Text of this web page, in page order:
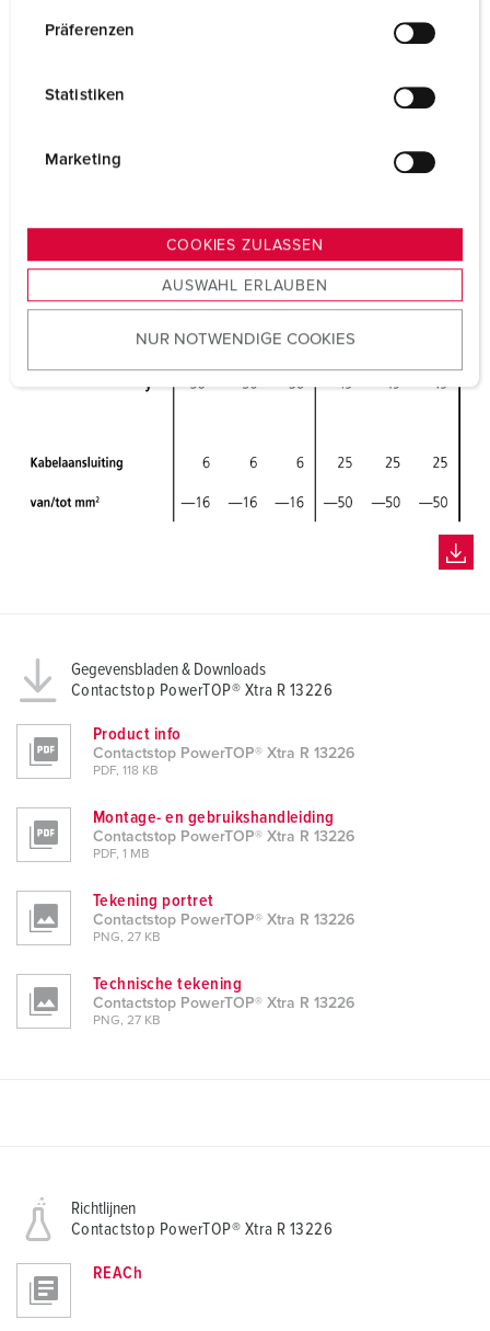
s
u
w
Präferenzen
Statistiken
Marketing
COOKIES ZULASSEN
AUSWAHL ERLAUBEN
NUR NOTWENDIGE COOKIES
Gegevensbladen & Downloads
Contactstop PowerTOP® Xtra R 13226
Product info
Contactstop PowerTOP® Xtra R 13226
PDF, 118 KB
Montage- en gebruikshandleiding
Contactstop PowerTOP® Xtra R 13226
PDF, 1 MB
Tekening portret
Contactstop PowerTOP® Xtra R 13226
PNG, 27 KB
Technische tekening
Contactstop PowerTOP® Xtra R 13226
PNG, 27 KB
Richtlijnen
Contactstop PowerTOP® Xtra R 13226
REACh